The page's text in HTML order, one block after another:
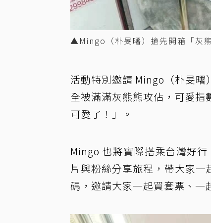
▲Mingo（朴旻曙）搶先開箱「灰
活動特別邀請 Mingo（朴旻曙
全被滿滿灰熊熊攻佔，可愛
可愛了！」。
Mingo 也將實際搭乘台灣好
片與粉絲分享旅程，帶大家
碼，邀請大家一起買套票、一